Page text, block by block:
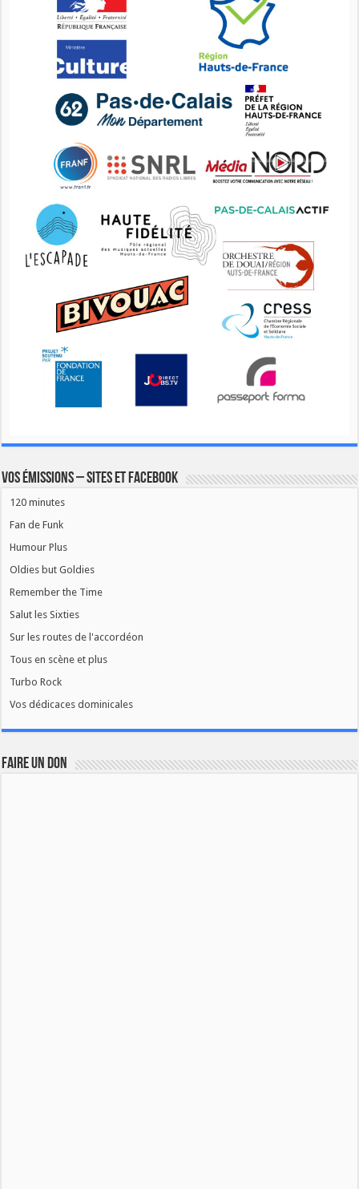
Vos émissions – Sites et Facebook
120 minutes
Fan de Funk
Humour Plus
Oldies but Goldies
Remember the Time
Salut les Sixties
Sur les routes de l'accordéon
Tous en scène et plus
Turbo Rock
Vos dédicaces dominicales
FAIRE UN DON